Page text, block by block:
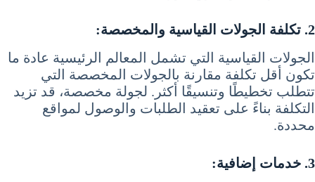
2. تكلفة الجولات القياسية والمخصصة:
الجولات القياسية التي تشمل المعالم الرئيسية عادة ما
تكون أقل تكلفة مقارنة بالجولات المخصصة التي
تتطلب تخطيطًا وتنسيقًا أكثر. لجولة مخصصة، قد تزيد
التكلفة بناءً على تعقيد الطلبات والوصول لمواقع
محددة.
3. خدمات إضافية: